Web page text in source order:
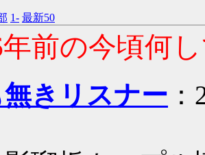
1- 最新50
前の今頃何
きリスナー